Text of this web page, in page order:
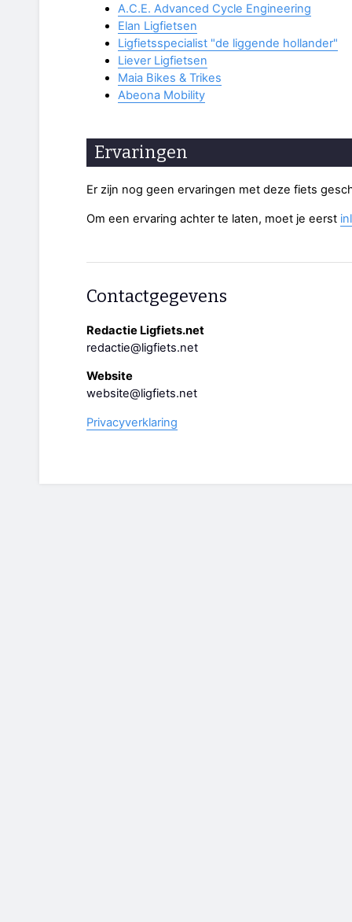
A.C.E. Advanced Cycle Engineering
Elan Ligfietsen
Ligfietsspecialist "de liggende hollander"
Liever Ligfietsen
Maia Bikes & Trikes
Abeona Mobility
Ervaringen
Er zijn nog geen ervaringen met deze fiets
Om een ervaring achter te laten, moet je eerst
Contactgegevens
Redactie Ligfiets.net
redactie@ligfiets.net
Website
website@ligfiets.net
Privacyverklaring